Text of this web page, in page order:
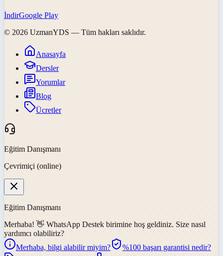
İndirGoogle Play
© 2026 UzmanYDS — Tüm hakları saklıdır.
Anasayfa
Dersler
Yorumlar
Blog
Ücretler
Eğitim Danışmanı
Çevrimiçi (online)
Eğitim Danışmanı
Merhaba! 👋 WhatsApp Destek birimine hoş geldiniz. Size nasıl
yardımcı olabiliriz?
Merhaba, bilgi alabilir miyim?
%100 başarı garantisi nedir?